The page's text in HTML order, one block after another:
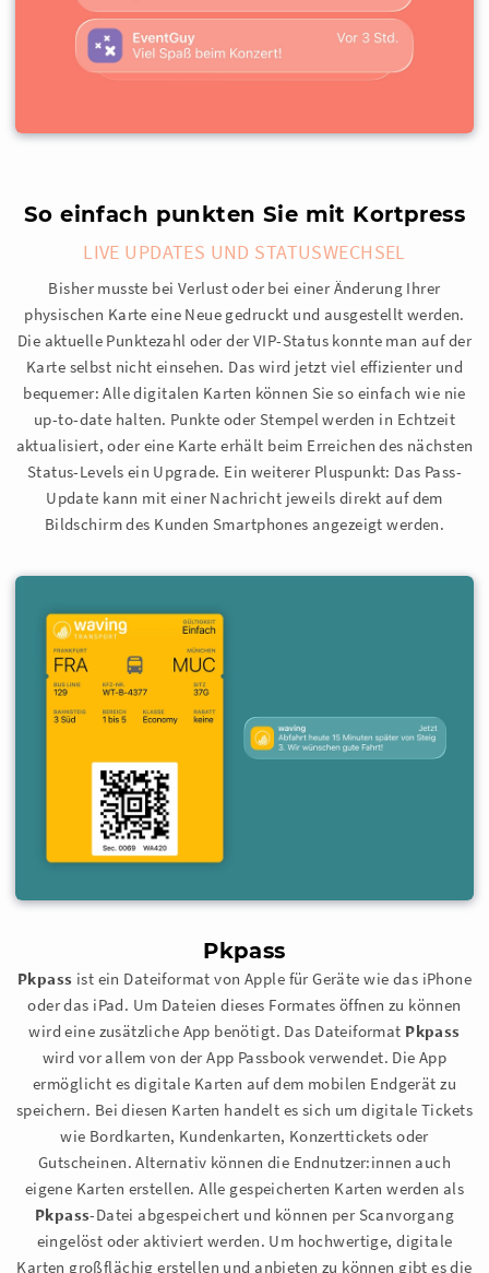
So einfach punkten Sie mit Kortpress
LIVE UPDATES UND STATUSWECHSEL
Bisher musste bei Verlust oder bei einer Änderung Ihrer
physischen Karte eine Neue gedruckt und ausgestellt werden.
Die aktuelle Punktezahl oder der VIP-Status konnte man auf der
Karte selbst nicht einsehen. Das wird jetzt viel effizienter und
bequemer: Alle digitalen Karten können Sie so einfach wie nie
up-to-date halten. Punkte oder Stempel werden in Echtzeit
aktualisiert, oder eine Karte erhält beim Erreichen des nächsten
Status-Levels ein Upgrade. Ein weiterer Pluspunkt: Das Pass-
Update kann mit einer Nachricht jeweils direkt auf dem
Bildschirm des Kunden Smartphones angezeigt werden.
Pkpass
Pkpass ist ein Dateiformat von Apple für Geräte wie das iPhone
oder das iPad. Um Dateien dieses Formates öffnen zu können
wird eine zusätzliche App benötigt. Das Dateiformat Pkpass
wird vor allem von der App Passbook verwendet. Die App
ermöglicht es digitale Karten auf dem mobilen Endgerät zu
speichern. Bei diesen Karten handelt es sich um digitale Tickets
wie Bordkarten, Kundenkarten, Konzerttickets oder
Gutscheinen. Alternativ können die Endnutzer:innen auch
eigene Karten erstellen. Alle gespeicherten Karten werden als
Pkpass-Datei abgespeichert und können per Scanvorgang
eingelöst oder aktiviert werden. Um hochwertige, digitale
Karten großflächig erstellen und anbieten zu können gibt es die